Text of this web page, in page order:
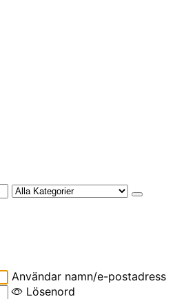
Användar namn/e-postadress
Lösenord